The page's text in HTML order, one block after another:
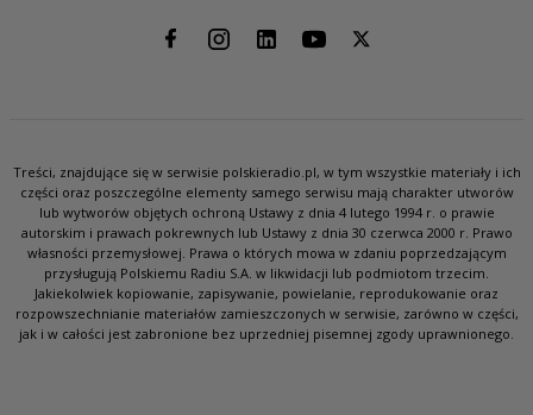
Treści, znajdujące się w serwisie polskieradio.pl, w tym wszystkie materiały i ich
części oraz poszczególne elementy samego serwisu mają charakter utworów
lub wytworów objętych ochroną Ustawy z dnia 4 lutego 1994 r. o prawie
autorskim i prawach pokrewnych lub Ustawy z dnia 30 czerwca 2000 r. Prawo
własności przemysłowej. Prawa o których mowa w zdaniu poprzedzającym
przysługują Polskiemu Radiu S.A. w likwidacji lub podmiotom trzecim.
Jakiekolwiek kopiowanie, zapisywanie, powielanie, reprodukowanie oraz
rozpowszechnianie materiałów zamieszczonych w serwisie, zarówno w części,
jak i w całości jest zabronione bez uprzedniej pisemnej zgody uprawnionego.